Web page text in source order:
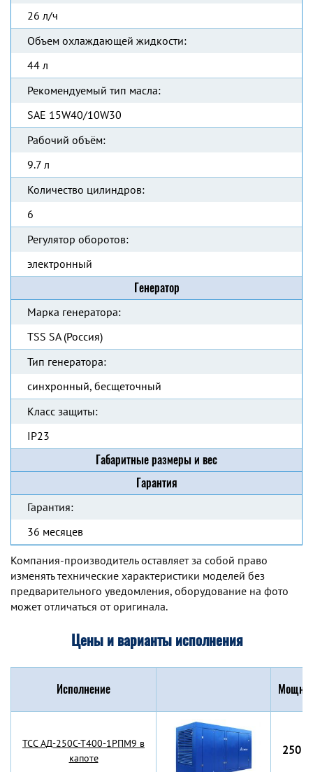
26 л/ч
Объем охлаждающей жидкости:
44 л
Рекомендуемый тип масла:
SAE 15W40/10W30
Рабочий объём:
9.7 л
Количество цилиндров:
6
Регулятор оборотов:
электронный
Генератор
Марка генератора:
TSS SA (Россия)
Тип генератора:
синхронный, бесщеточный
Класс защиты:
IP23
Габаритные размеры и вес
Гарантия
Гарантия:
36 месяцев
Компания-производитель оставляет за собой право
изменять технические характеристики моделей без
предварительного уведомления, оборудование на фото
может отличаться от оригинала.
Цены и варианты исполнения
Исполнение
TCC АД-250С-Т400-1РПМ9 в
капоте
250